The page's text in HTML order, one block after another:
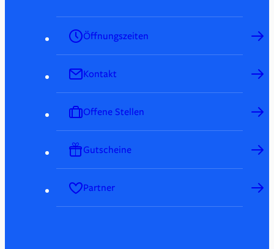
Öffnungszeiten
Kontakt
Offene Stellen
Gutscheine
Partner